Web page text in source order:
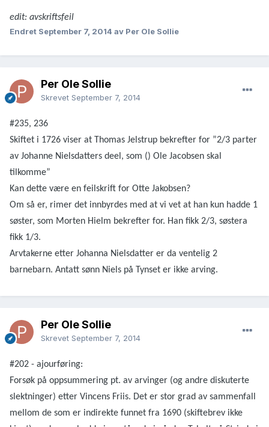
edit: avskriftsfeil
Endret September 7, 2014 av Per Ole Sollie
Per Ole Sollie
Skrevet September 7, 2014
#235, 236
Skiftet i 1726 viser at Thomas Jelstrup bekrefter for ”2/3 parter
av Johanne Nielsdatters deel, som () Ole Jacobsen skal
tilkomme”
Kan dette være en feilskrift for Otte Jakobsen?
Om så er, rimer det innbyrdes med at vi vet at han kun hadde 1
søster, som Morten Hielm bekrefter for. Han fikk 2/3, søstera
fikk 1/3.
Arvtakerne etter Johanna Nielsdatter er da ventelig 2
barnebarn. Antatt sønn Niels på Tynset er ikke arving.
Per Ole Sollie
Skrevet September 7, 2014
#202 - ajourføring:
Forsøk på oppsummering pt. av arvinger (og andre diskuterte
slektninger) etter Vincens Friis. Det er stor grad av sammenfall
mellom de som er indirekte funnet fra 1690 (skiftebrev ikke